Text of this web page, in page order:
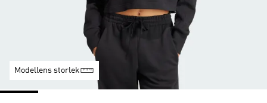
Modellens storlek